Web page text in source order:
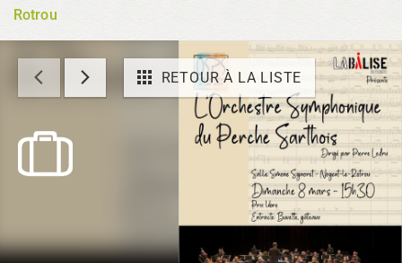
Rotrou
RETOUR À LA LISTE